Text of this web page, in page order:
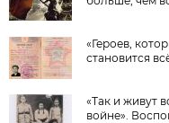
«Героев,
становится
«Так и живут
войне».